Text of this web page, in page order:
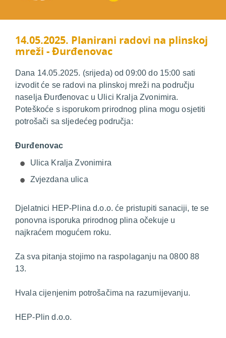
14.05.2025. Planirani radovi na plinskoj
mreži - Đurđenovac
Dana 14.05.2025. (srijeda) od 09:00 do 15:00 sati
izvodit će se radovi na plinskoj mreži na području
naselja Đurđenovac u Ulici Kralja Zvonimira.
Poteškoće s isporukom prirodnog plina mogu osjetiti
potrošači sa sljedećeg područja:
Đurđenovac
Ulica Kralja Zvonimira
Zvjezdana ulica
Djelatnici HEP-Plina d.o.o. će pristupiti sanaciji, te se
ponovna isporuka prirodnog plina očekuje u
najkraćem mogućem roku.
Za sva pitanja stojimo na raspolaganju na 0800 88
13.
Hvala cijenjenim potrošačima na razumijevanju.
HEP-Plin d.o.o.